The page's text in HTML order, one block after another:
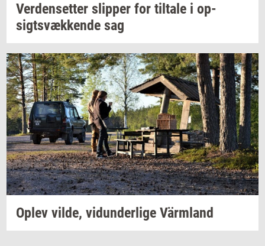
Ver­den­set­ter slip­per for til­ta­le i op­
sigtsvæk­ken­de sag
Oplev vilde, vi­dun­der­li­ge Värmland